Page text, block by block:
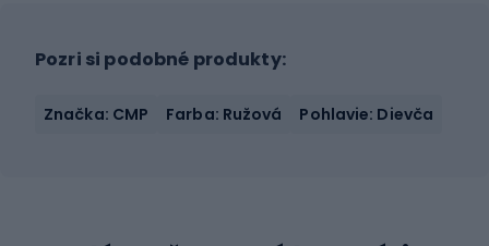
Pozri si podobné produkty:
Značka: CMP Farba: Ružová Pohlavie: Dievča